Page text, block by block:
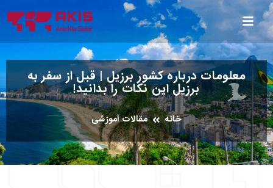
معلومات درباره کشور برزیل | قبل از سفر به
برزیل این نکات را بدانید!
خانه مقالات آموزشی